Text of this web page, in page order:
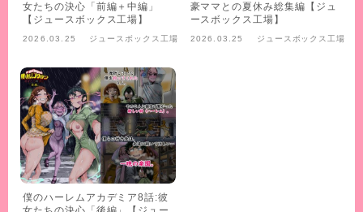
女たちの決心「前編＋中編」
【ジュースボックス工場】
2026.03.25 ジュースボックス工場
豪ママとの夏休み総集編【ジュ
ースボックス工場】
2026.03.25 ジュースボックス工場
僕のハーレムアカデミア8話:彼